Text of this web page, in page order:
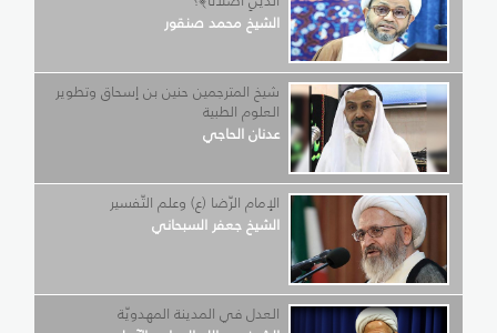
الشيخ محمد صنقور
شيخ المترجمين حنين بن إسحاق وتطوير
العلوم الطبية
عدنان الحاجي
الإمام الرّضا (ع) وعلم التّفسير
الشيخ جعفر السبحاني
العدل في المدينة المهدويّة